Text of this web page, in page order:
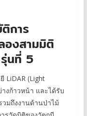
การ
องสามมิติ
นที่ 5
(Light
งก้าวหน้า และได้รับ
มถึงงานด้านป่าไม้